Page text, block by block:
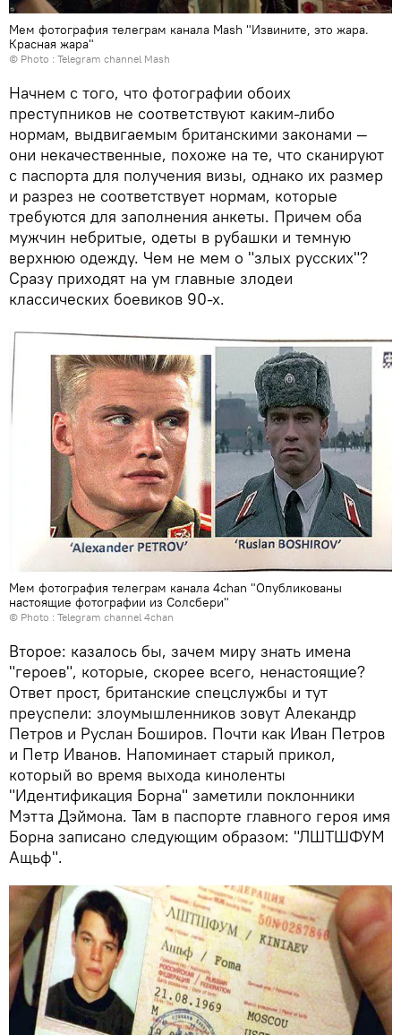
Мем фотография телеграм канала Mash "Извините, это жара.
Красная жара"
© Photo : Telegram channel Mash
Начнем с того, что фотографии обоих
преступников не соответствуют каким-либо
нормам, выдвигаемым британскими законами —
они некачественные, похоже на те, что сканируют
с паспорта для получения визы, однако их размер
и разрез не соответствует нормам, которые
требуются для заполнения анкеты. Причем оба
мужчин небритые, одеты в рубашки и темную
верхнюю одежду. Чем не мем о "злых русских"?
Сразу приходят на ум главные злодеи
классических боевиков 90-х.
Мем фотография телеграм канала 4chan "Опубликованы
настоящие фотографии из Солсбери"
© Photo : Telegram channel 4chan
Второе: казалось бы, зачем миру знать имена
"героев", которые, скорее всего, ненастоящие?
Ответ прост, британские спецслужбы и тут
преуспели: злоумышленников зовут Алекандр
Петров и Руслан Боширов. Почти как Иван Петров
и Петр Иванов. Напоминает старый прикол,
который во время выхода киноленты
"Идентификация Борна" заметили поклонники
Мэтта Дэймона. Там в паспорте главного героя имя
Борна записано следующим образом: "ЛШТШФУМ
Ащьф".